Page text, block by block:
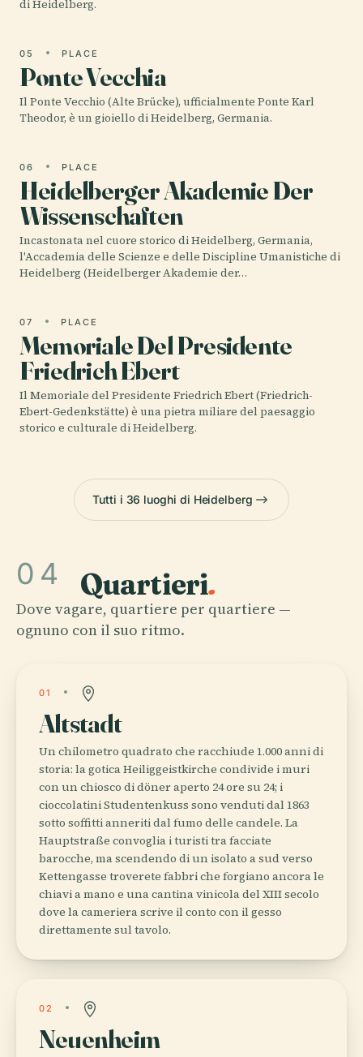
di Heidelberg.
05 PLACE
Ponte Vecchia
Il Ponte Vecchio (Alte Brücke), ufficialmente Ponte Karl
Theodor, è un gioiello di Heidelberg, Germania.
06 PLACE
Heidelberger Akademie Der
Wissenschaften
Incastonata nel cuore storico di Heidelberg, Germania,
l'Accademia delle Scienze e delle Discipline Umanistiche di
Heidelberg (Heidelberger Akademie der…
07 PLACE
Memoriale Del Presidente
Friedrich Ebert
Il Memoriale del Presidente Friedrich Ebert (Friedrich-
Ebert-Gedenkstätte) è una pietra miliare del paesaggio
storico e culturale di Heidelberg.
Tutti i 36 luoghi di Heidelberg
04 Quartieri.
Dove vagare, quartiere per quartiere —
ognuno con il suo ritmo.
01
Altstadt
Un chilometro quadrato che racchiude 1.000 anni di
storia: la gotica Heiliggeistkirche condivide i muri
con un chiosco di döner aperto 24 ore su 24; i
cioccolatini Studentenkuss sono venduti dal 1863
sotto soffitti anneriti dal fumo delle candele. La
Hauptstraße convoglia i turisti tra facciate
barocche, ma scendendo di un isolato a sud verso
Kettengasse troverete fabbri che forgiano ancora le
chiavi a mano e una cantina vinicola del XIII secolo
dove la cameriera scrive il conto con il gesso
direttamente sul tavolo.
02
Neuenheim